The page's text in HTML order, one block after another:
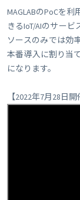
MAGLABのPoCを
きるIoT/AIのサー
ソースのみでは効
本番導入に割り当
になります。
【2022年7月28日